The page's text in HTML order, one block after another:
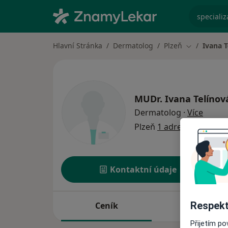
Hlavní Stránka Dermatolog Plzeň ZměnaIvana
MUDr. Ivana
Dermatolog · Víceo
Plzeň 1 adresa
Kontaktní údaje
Ceník Adresy
Přijetím